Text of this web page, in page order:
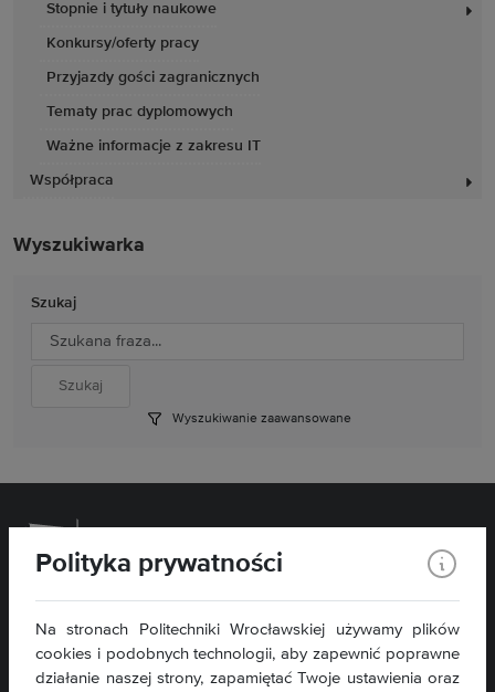
Stopnie i tytuły naukowe
Konkursy/oferty pracy
Przyjazdy gości zagranicznych
Tematy prac dyplomowych
Ważne informacje z zakresu IT
Współpraca
Wyszukiwarka
Szukaj
Wyszukiwanie zaawansowane
Wydział Chemiczny
ul. C. K. Norwida 4/6
50-373 Wrocław
Polityka prywatności
Na stronach Politechniki Wrocławskiej używamy plików
cookies i podobnych technologii, aby zapewnić poprawne
działanie naszej strony, zapamiętać Twoje ustawienia oraz